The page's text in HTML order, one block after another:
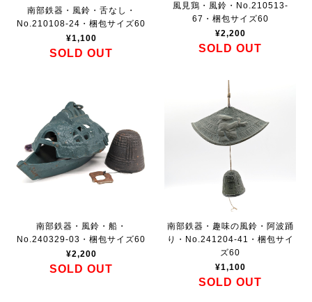
南部鉄器・風鈴・舌なし・
No.210108-24・梱包サイズ60
¥1,100
SOLD OUT
風見鶏・風鈴・No.210513-
67・梱包サイズ60
¥2,200
SOLD OUT
南部鉄器・風鈴・船・
No.240329-03・梱包サイズ60
¥2,200
SOLD OUT
南部鉄器・趣味の風鈴・阿波踊
り・No.241204-41・梱包サイ
ズ60
¥1,100
SOLD OUT